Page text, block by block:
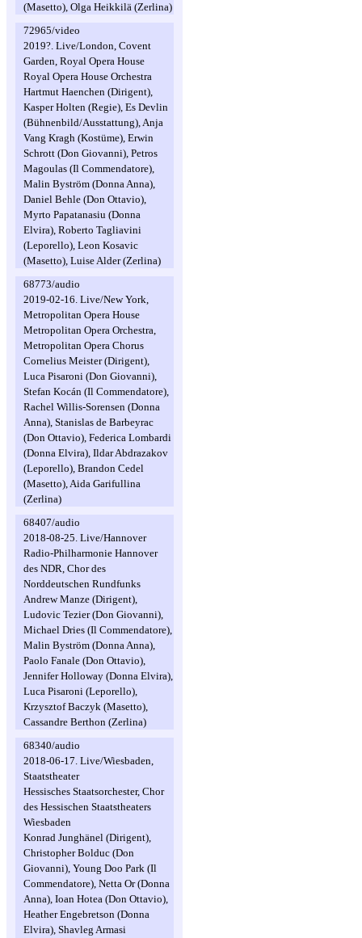
(Masetto), Olga Heikkilä (Zerlina)
72965/video
2019?. Live/London, Covent
Garden, Royal Opera House
Royal Opera House Orchestra
Hartmut Haenchen (Dirigent),
Kasper Holten (Regie), Es Devlin
(Bühnenbild/Ausstattung), Anja
Vang Kragh (Kostüme), Erwin
Schrott (Don Giovanni), Petros
Magoulas (Il Commendatore),
Malin Byström (Donna Anna),
Daniel Behle (Don Ottavio),
Myrto Papatanasiu (Donna
Elvira), Roberto Tagliavini
(Leporello), Leon Kosavic
(Masetto), Luise Alder (Zerlina)
68773/audio
2019-02-16. Live/New York,
Metropolitan Opera House
Metropolitan Opera Orchestra,
Metropolitan Opera Chorus
Cornelius Meister (Dirigent),
Luca Pisaroni (Don Giovanni),
Stefan Kocán (Il Commendatore),
Rachel Willis-Sorensen (Donna
Anna), Stanislas de Barbeyrac
(Don Ottavio), Federica Lombardi
(Donna Elvira), Ildar Abdrazakov
(Leporello), Brandon Cedel
(Masetto), Aida Garifullina
(Zerlina)
68407/audio
2018-08-25. Live/Hannover
Radio-Philharmonie Hannover
des NDR, Chor des
Norddeutschen Rundfunks
Andrew Manze (Dirigent),
Ludovic Tezier (Don Giovanni),
Michael Dries (Il Commendatore),
Malin Byström (Donna Anna),
Paolo Fanale (Don Ottavio),
Jennifer Holloway (Donna Elvira),
Luca Pisaroni (Leporello),
Krzysztof Baczyk (Masetto),
Cassandre Berthon (Zerlina)
68340/audio
2018-06-17. Live/Wiesbaden,
Staatstheater
Hessisches Staatsorchester, Chor
des Hessischen Staatstheaters
Wiesbaden
Konrad Junghänel (Dirigent),
Christopher Bolduc (Don
Giovanni), Young Doo Park (Il
Commendatore), Netta Or (Donna
Anna), Ioan Hotea (Don Ottavio),
Heather Engebretson (Donna
Elvira), Shavleg Armasi